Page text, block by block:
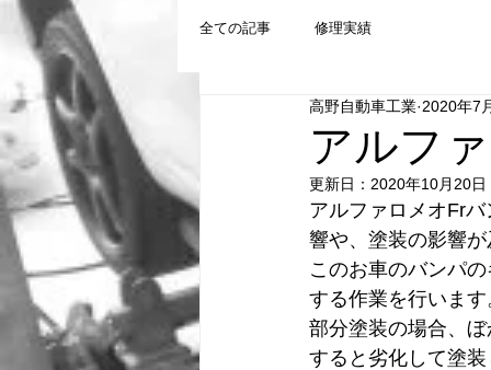
全ての記事 修理実績
アルフ
高野自動車工業 2020年7
更新日： 2020年10月20日
アルファロメオFr
響や、塗装の影響
このお車のバンパ
する作業を行います
部分塗装の場合、
すると劣化して塗